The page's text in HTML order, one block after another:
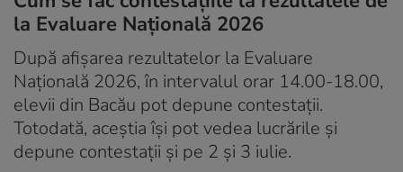
la Evaluare Națională 2026
După afișarea rezultatelor la Evaluare
Națională 2026, în intervalul orar 14.00-18.00,
elevii din Bacău pot depune contestații.
Totodată, aceștia își pot vedea lucrările și
depune contestații și pe 2 și 3 iulie.